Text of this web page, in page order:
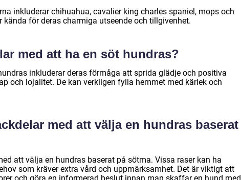
inkluderar chihuahua, cavalier king charles spaniel, mops och
kända för deras charmiga utseende och tillgivenhet.
med att ha en söt hundras?
inkluderar deras förmåga att sprida glädje och positiva
och lojalitet. De kan verkligen fylla hemmet med kärlek och
med att välja en hundras baserat
att välja en hundras baserat på sötma. Vissa raser kan ha
som kräver extra vård och uppmärksamhet. Det är viktigt att